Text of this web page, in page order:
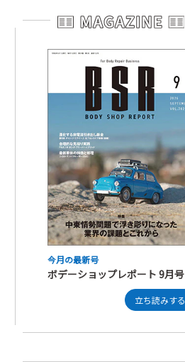
今月の最新号
ボデーショップレポート 9月号
立ち読みする